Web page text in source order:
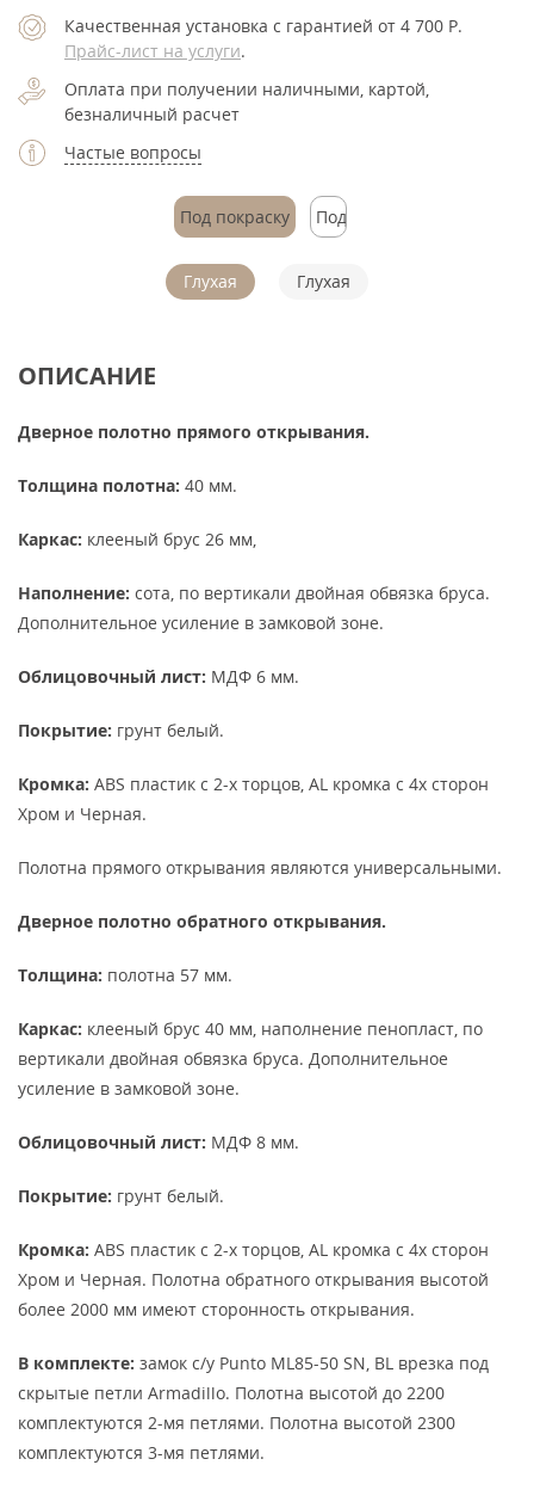
Качественная установка с гарантией от 4 700 Р.
Прайс-лист на услуги.
Оплата при получении наличными, картой,
безналичный расчет
Частые вопросы
Под покраску
Под
Глухая
Глухая
ОПИСАНИЕ
Дверное полотно прямого открывания.
Толщина полотна: 40 мм.
Каркас: клееный брус 26 мм,
Наполнение: сота, по вертикали двойная обвязка бруса.
Дополнительное усиление в замковой зоне.
Облицовочный лист: МДФ 6 мм.
Покрытие: грунт белый.
Кромка: ABS пластик с 2-х торцов, AL кромка с 4х сторон
Хром и Черная.
Полотна прямого открывания являются универсальными.
Дверное полотно обратного открывания.
Толщина: полотна 57 мм.
Каркас: клееный брус 40 мм, наполнение пенопласт, по
вертикали двойная обвязка бруса. Дополнительное
усиление в замковой зоне.
Облицовочный лист: МДФ 8 мм.
Покрытие: грунт белый.
Кромка: АBS пластик с 2-х торцов, AL кромка с 4х сторон
Хром и Черная. Полотна обратного открывания высотой
более 2000 мм имеют сторонность открывания.
В комплекте: замок с/у Punto ML85-50 SN, BL врезка под
скрытые петли Armadillo. Полотна высотой до 2200
комплектуются 2-мя петлями. Полотна высотой 2300
комплектуются 3-мя петлями.